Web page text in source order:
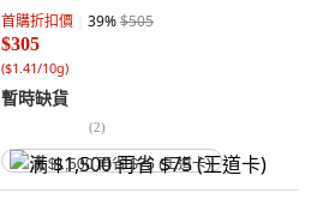
首購折扣價 39%$505
$305
($1.41/10g)
暫時缺貨
(2)
满 $1,500 再省 $75 (王道卡)